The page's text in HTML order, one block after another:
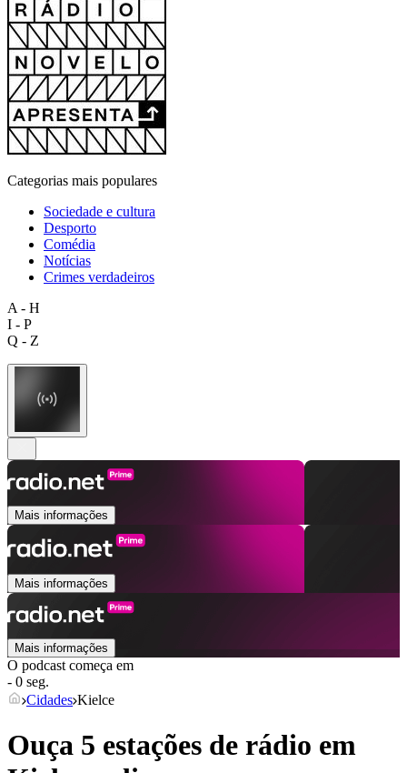
Categorias mais populares
Sociedade e cultura
Desporto
Comédia
Notícias
Crimes verdadeiros
A - H
I - P
Q - Z
Mais informações
Mais informações
Mais informações
O podcast começa em
- 0 seg.
Cidades Kielce
Ouça 5 estações de rádio em